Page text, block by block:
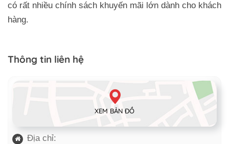
có rất nhiều chính sách khuyến mãi lớn dành cho khách
hàng.
Thông tin liên hệ
XEM BẢN ĐỒ
Địa chỉ: